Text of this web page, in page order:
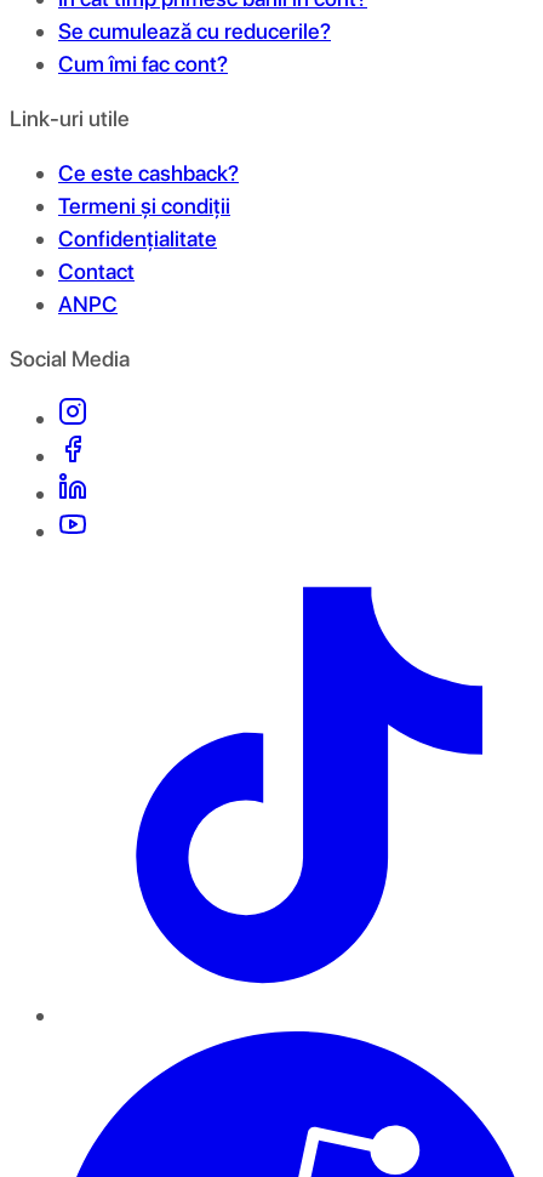
Se cumulează cu reducerile?
Cum îmi fac cont?
Link-uri utile
Ce este cashback?
Termeni și condiții
Confidențialitate
Contact
ANPC
Social Media